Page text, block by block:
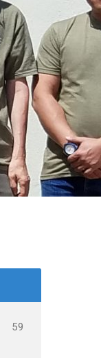
59